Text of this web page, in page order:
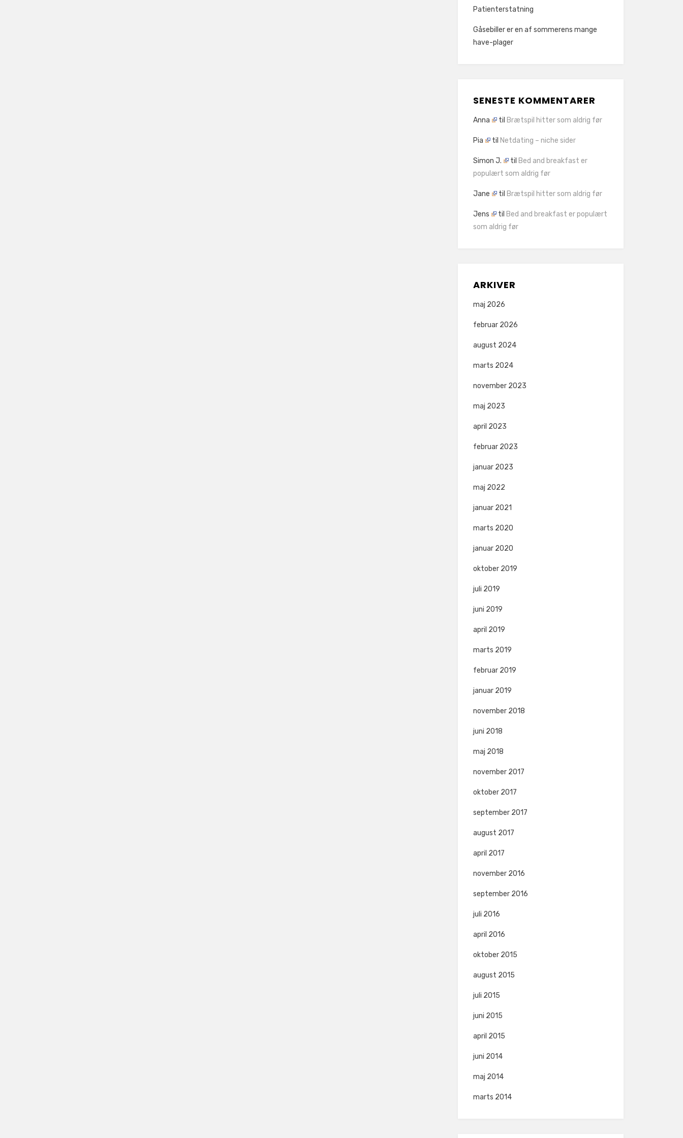
Patienterstatning
Gåsebiller er en af sommerens mange
have-plager
SENESTE KOMMENTARER
Anna til Brætspil hitter som aldrig før
Pia til Netdating – niche sider
Simon J. til Bed and breakfast er
populært som aldrig før
Jane til Brætspil hitter som aldrig før
Jens til Bed and breakfast er populært
som aldrig før
ARKIVER
maj 2026
februar 2026
august 2024
marts 2024
november 2023
maj 2023
april 2023
februar 2023
januar 2023
maj 2022
januar 2021
marts 2020
januar 2020
oktober 2019
juli 2019
juni 2019
april 2019
marts 2019
februar 2019
januar 2019
november 2018
juni 2018
maj 2018
november 2017
oktober 2017
september 2017
august 2017
april 2017
november 2016
september 2016
juli 2016
april 2016
oktober 2015
august 2015
juli 2015
juni 2015
april 2015
juni 2014
maj 2014
marts 2014